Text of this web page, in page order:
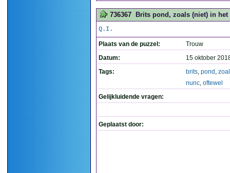
736367 Brits pond, zoals (niet) in
Q.I.
Plaats van de puzzel:
Trouw
Datum:
15 oktober
Tags:
brits, pond ,
nunc, oftewel
Gelijkluidende vragen:
Geplaatst door: